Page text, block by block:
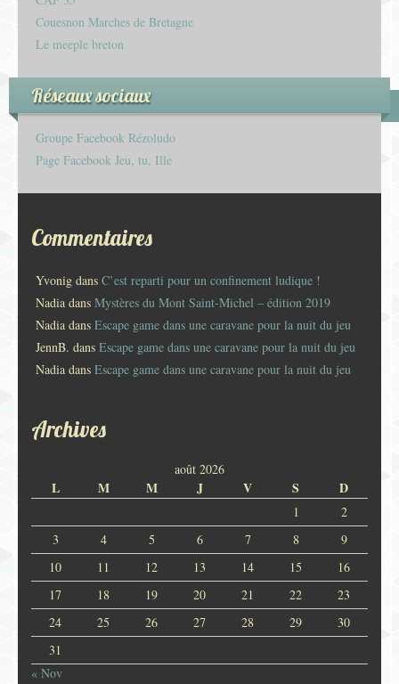
Couesnon Marches de Bretagne
Le meeple breton
Réseaux sociaux
Groupe Facebook Rézoludo
Page Facebook Jeu, tu, Ille
Commentaires
Yvonig dans C’est reparti pour un confinement ludique !
Nadia dans Mystères du Mont Saint-Michel – édition 2019
Nadia dans Escape game dans une caravane pour la nuit du jeu
JennB. dans Escape game dans une caravane pour la nuit du jeu
Nadia dans Escape game dans une caravane pour la nuit du jeu
Archives
août 2026
L M M J V S D
1
2
3
4 5 6 7 8
9
10
11 12 13 14 15
16
17
18 19 20 21 22
23
24
25 26 27 28 29
30
31
« Nov